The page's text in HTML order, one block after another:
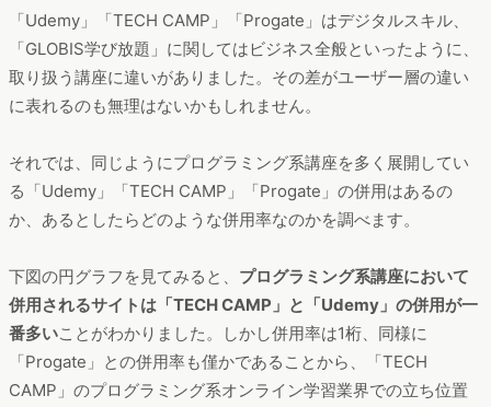
「Udemy」「TECH CAMP」「Progate」はデジタルスキル、
「GLOBIS学び放題」に関してはビジネス全般といったように、
取り扱う講座に違いがありました。その差がユーザー層の違い
に表れるのも無理はないかもしれません。
それでは、同じようにプログラミング系講座を多く展開してい
る「Udemy」「TECH CAMP」「Progate」の併用はあるの
か、あるとしたらどのような併用率なのかを調べます。
下図の円グラフを見てみると、 プログラミング系講座において
併用されるサイトは「TECH CAMP」と「Udemy」の併用が一
番多いことがわかりました。しかし併用率は1桁、同様に
「Progate」との併用率も僅かであることから、「TECH
CAMP」のプログラミング系オンライン学習業界での立ち位置